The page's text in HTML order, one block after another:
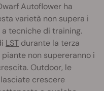
Autoflower ha
varietà non supera i
tecniche di training.
LST durante la terza
non supereranno i
Outdoor, le
crescere